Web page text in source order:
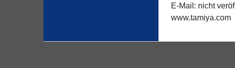
E-Mail: nicht
www.tamiya.com